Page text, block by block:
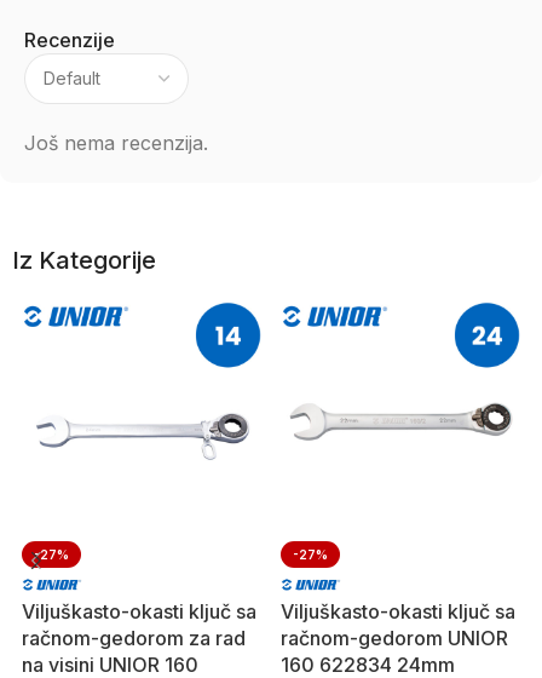
Recenzije
Još nema recenzija.
Iz Kategorije
-27%
Viljuškasto-okasti ključ sa
račnom-gedorom za rad
na visini UNIOR 160
-27%
Viljuškasto-okasti ključ sa
račnom-gedorom UNIOR
160 622834 24mm